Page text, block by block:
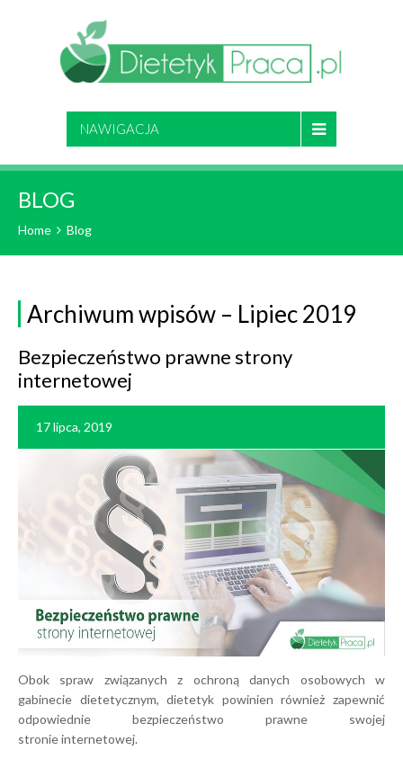
NAWIGACJA
BLOG
Home Blog
Archiwum wpisów – Lipiec 2019
Bezpieczeństwo prawne strony
internetowej
17 lipca, 2019
Obok spraw związanych z ochroną danych osobowych w
gabinecie dietetycznym, dietetyk powinien również zapewnić
odpowiednie bezpieczeństwo prawne swojej
stronie internetowej.